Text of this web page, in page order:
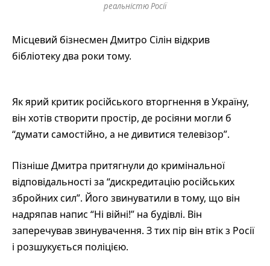
реальністю Росії
Місцевий бізнесмен Дмитро Сілін відкрив
бібліотеку два роки тому.
Як ярий критик російського вторгнення в Україну,
він хотів створити простір, де росіяни могли б
“думати самостійно, а не дивитися телевізор”.
Пізніше Дмитра притягнули до кримінальної
відповідальності за “дискредитацію російських
збройних сил”. Його звинуватили в тому, що він
надряпав напис “Ні війні!” на будівлі. Він
заперечував звинувачення. З тих пір він втік з Росії
і розшукується поліцією.